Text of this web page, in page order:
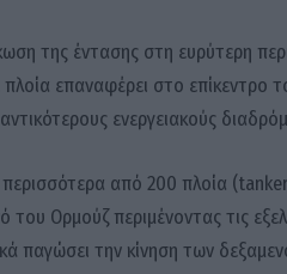
της έντασης στη ευρύτερη
πλοία επαναφέρει στο επίκεντρο
ενεργειακούς
περισσότερα από 200 πλοία
του Ορμούζ περιμένοντας τις
παγώσει την κίνηση των